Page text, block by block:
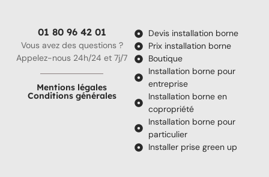
01 80 96 42 01
Vous avez des questions ?
Appelez-nous 24h/24 et 7j/7
Mentions légales
Conditions générales
Devis installation borne
Prix installation borne
Boutique
Installation borne pour
entreprise
Installation borne en
copropriété
Installation borne pour
particulier
Installer prise green up